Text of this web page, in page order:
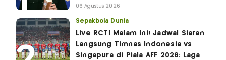
06 Agustus 2026
Sepakbola Dunia
Live RCTI Malam Ini! Jadwal Siaran
Langsung Timnas Indonesia vs
Singapura di Piala AFF 2026: Laga